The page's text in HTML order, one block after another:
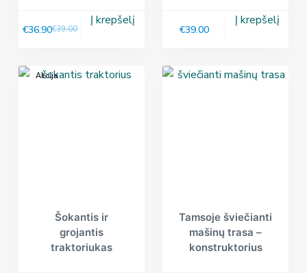
€39.00
€36.90
Į krepšelį
€39.00
Į krepšelį
Akcija
Šokantis ir
grojantis
traktoriukas
Tamsoje šviečianti
mašinų trasa –
konstruktorius